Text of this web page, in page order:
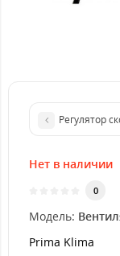
Регулятор
Нет в наличии
0
Модель:
Prima Klima